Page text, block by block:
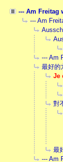
--- Am Freitag
--- Am
--- Am
最好的
Je
對
最
--- Am